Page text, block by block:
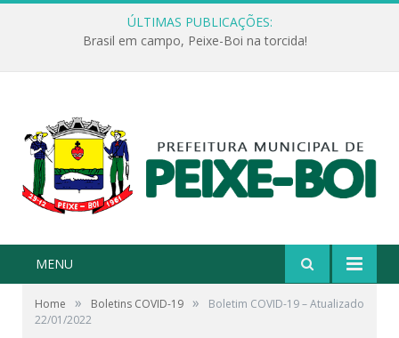
ÚLTIMAS PUBLICAÇÕES:
Brasil em campo, Peixe-Boi na torcida!
MENU
Home » Boletins COVID-19 »
Boletim COVID-19 – Atualizado
22/01/2022